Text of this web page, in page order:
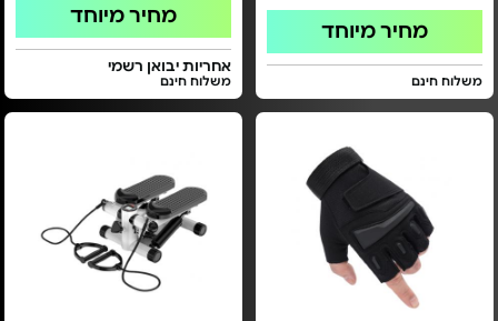
מחיר מיוחד
משלוח חינם
מחיר מיוחד
אחריות יבואן רשמי
משלוח חינם